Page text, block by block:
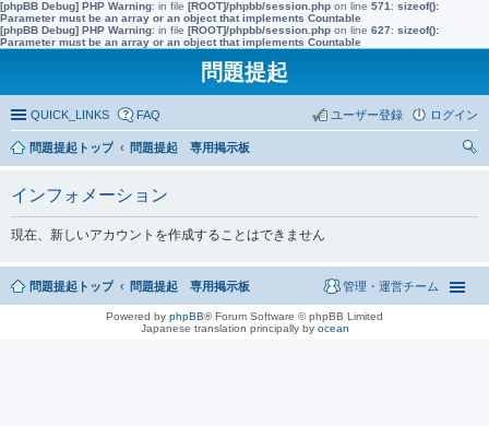
[phpBB Debug] PHP Warning: in file [ROOT]/phpbb/session.php on line 571 : sizeof():
Parameter must be an array or an object that implements Countable
[phpBB Debug] PHP Warning: in file [ROOT]/phpbb/session.php on line 627: sizeof():
Parameter must be an array or an object that implements Countable
問題提起
QUICK_LINKS FAQ ログイン
ユーザー登録
問題提起トップ
問題提起 専用掲示板
インフォメーション
現在、新しいアカウントを作成することはできません
問題提起トップ 問題提起 専用掲示板 管理・運営チーム
Powered by phpBB® Forum Software © phpBB Limited
Japanese translation principally by ocean